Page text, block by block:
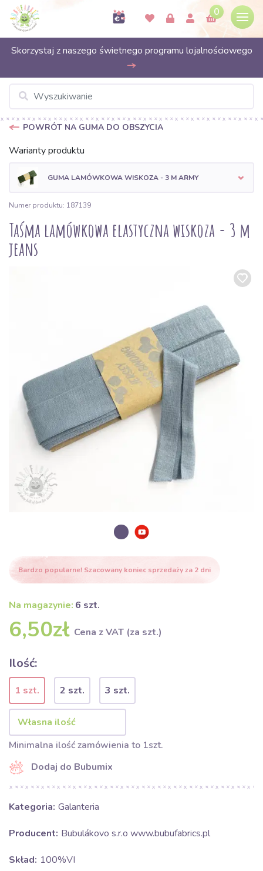
0
Skorzystaj z naszego świetnego programu lojalnościowego
POWRÓT NA GUMA DO OBSZYCIA
Warianty produktu
GUMA LAMÓWKOWA WISKOZA - 3 M ARMY
Numer produktu: 187139
Taśma lamówkowa elastyczna wiskoza - 3 m
jeans
Bardzo popularne! Szacowany koniec sprzedaży za 2 dni
Na magazynie: 6 szt.
6,50zł Cena z VAT (za szt.)
Ilość:
1 szt. 2 szt. 3 szt.
Minimalna ilość zamówienia to 1szt.
Dodaj do Bubumix
Kategoria: Galanteria
Producent: Bubulákovo s.r.o www.bubufabrics.pl
Skład: 100%VI